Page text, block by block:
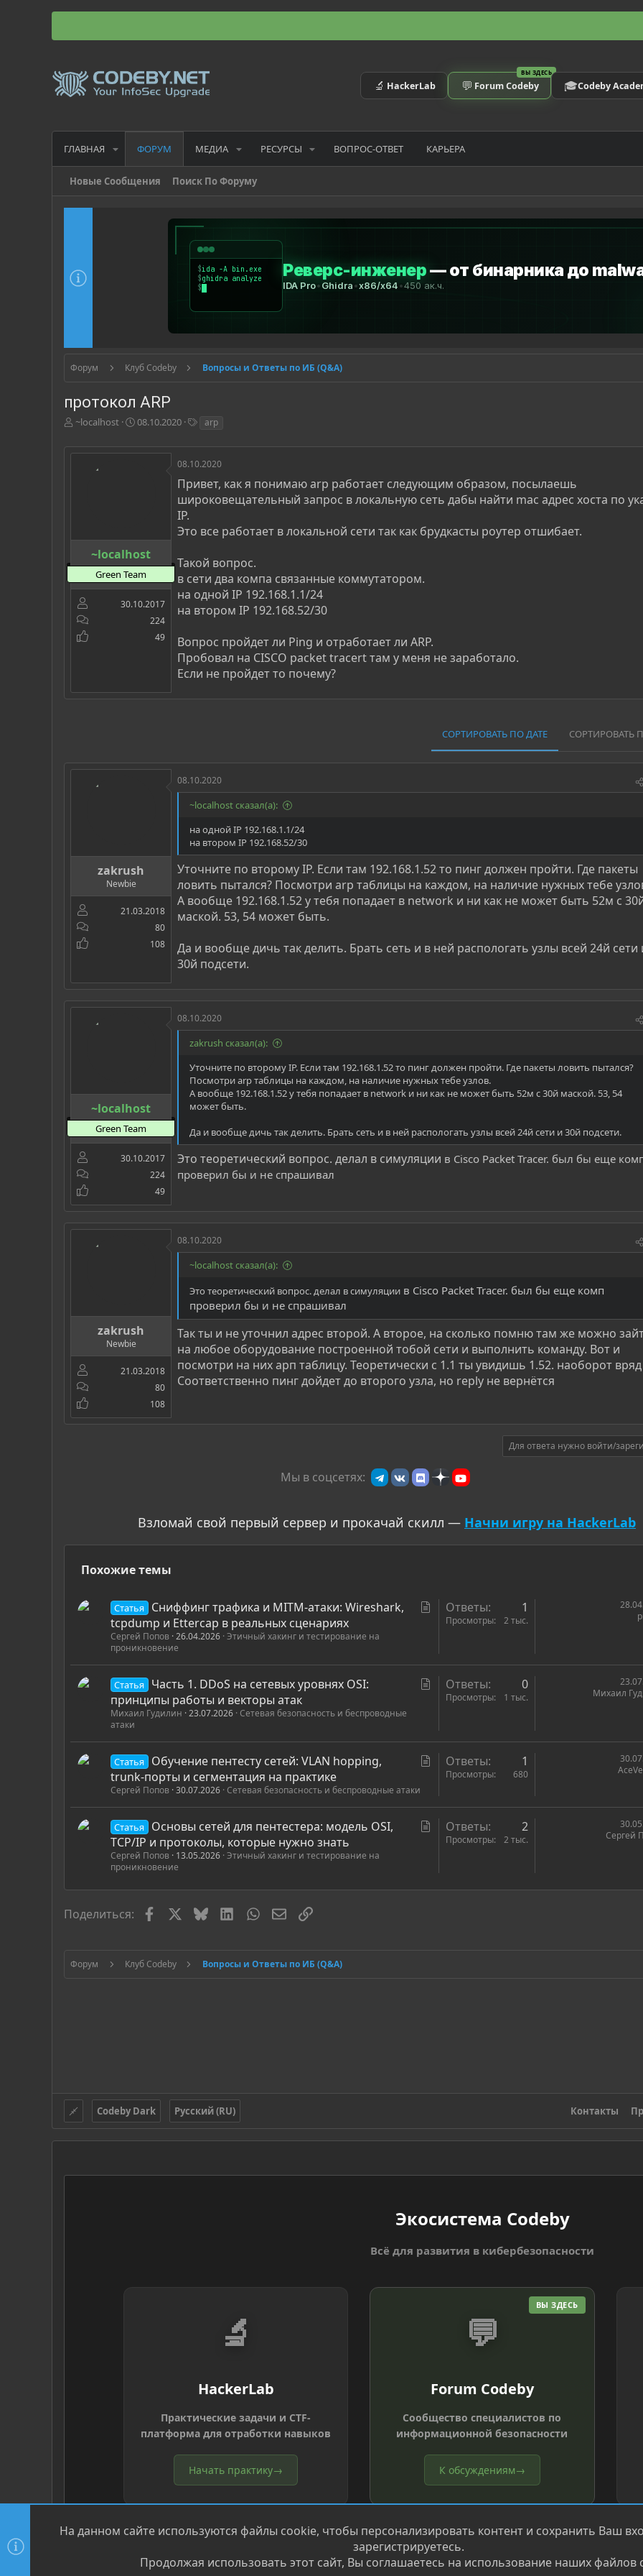
🔬 HackerLab
ВЫ ЗДЕСЬ
💬 Forum Codeby 🎓Codeby
ГЛАВНАЯ ФОРУМ МЕДИА РЕСУРСЫ ВОПРОС-ОТВЕТ КАРЬЕРА
Новые Сообщения Поиск По Форуму
Форум Клуб Codeby Вопросы и Ответы по ИБ (Q&A)
протокол ARP
А
т
~localhost
Д
т
а
08.10.2020
г
и
arp
~localhost
Green Team
30.10.2017
224
49
08.10.2020
Привет, как я понимаю arp работает следующим образом, посылаешь
широковещательный запрос в локальную сеть дабы найти mac адрес хоста по
IP.
Это все работает в локальной сети так как брудкасты роутер отшибает.
Такой вопрос.
в сети два компа связанные коммутатором.
на одной IP 192.168.1.1/24
на втором IP 192.168.52/30
Вопрос пройдет ли Ping и отработает ли ARP.
Пробовал на CISCO packet tracert там у меня не заработало.
Если не пройдет то почему?
СОРТИРОВАТЬ ПО ДАТЕ СОРТИРОВАТЬ
zakrush
Newbie
21.03.2018
80
108
08.10.2020
~localhost сказал(а):
на одной IP 192.168.1.1/24
на втором IP 192.168.52/30
Уточните по второму IP. Если там 192.168.1.52 то пинг должен пройти. Где пакеты
ловить пытался? Посмотри arp таблицы на каждом, на наличие нужных тебе
А вообще 192.168.1.52 у тебя попадает в network и ни как не может быть 52м с
маской. 53, 54 может быть.
Да и вообще дичь так делить. Брать сеть и в ней распологать узлы всей 24й сети
30й подсети.
~localhost
Green Team
30.10.2017
224
49
08.10.2020
zakrush сказал(а):
Уточните по второму IP. Если там 192.168.1.52 то пинг должен пройти. Где пакеты ловить пытался?
Посмотри arp таблицы на каждом, на наличие нужных тебе узлов.
А вообще 192.168.1.52 у тебя попадает в network и ни как не может быть 52м с 30й маской. 53, 54
может быть.
Да и вообще дичь так делить. Брать сеть и в ней распологать узлы всей 24й сети и 30й подсети.
Это теоретический вопрос. делал в симуляции в Cisco Packet Tracer. был бы еще
проверил бы и не спрашивал
zakrush
Newbie
21.03.2018
80
108
08.10.2020
~localhost сказал(а):
Это теоретический вопрос. делал в симуляции в Cisco Packet Tracer. был бы еще комп
проверил бы и не спрашивал
Так ты и не уточнил адрес второй. А второе, на сколько помню там же можно
на любое оборудование построенной тобой сети и выполнить команду. Вот и
посмотри на них арп таблицу. Теоретически с 1.1 ты увидишь 1.52. наоборот
Соответственно пинг дойдет до второго узла, но reply не вернётся
Для ответа нужно войти/
Мы в соцсетях:
Взломай свой первый сервер и прокачай скилл — Начни игру на HackerLab
Похожие темы
ь
Статья
Сниффинг трафика и MITM-атаки: Wireshark,
tcpdump и Ettercap в реальных сценариях
Сергей Попов 26.04.2026 Этичный хакинг и тестирование на
проникновение
Ответы 1
Просмотры 2 тыс.
ь
Статья
Часть 1. DDoS на сетевых уровнях OSI:
принципы работы и векторы атак
Михаил Гудилин 23.07.2026 Сетевая безопасность и беспроводные
атаки
Ответы 0
Просмотры 1 тыс.
Михаил
т
Статья
Обучение пентесту сетей: VLAN hopping,
trunk-порты и сегментация на практике
Сергей Попов 30.07.2026 Сетевая безопасность и беспроводные атаки
Ответы 1
Просмотры 680
ь
Статья
Основы сетей для пентестера: модель OSI,
TCP/IP и протоколы, которые нужно знать
Сергей Попов 13.05.2026 Этичный хакинг и тестирование на
проникновение
Ответы 2
Просмотры 2 тыс.
Сергей
Поделиться: FacebookBlueskyLinkedInWhatsAppЭлектронная почта
Ссылка
Форум Клуб Codeby Вопросы и Ответы по ИБ (Q&A)
Codeby Dark Русский (RU) Контакты
Экосистема Codeby
Всё для развития в кибербезопасности
🔬
HackerLab
Практические задачи и CTF-
платформа для отработки навыков
Начать практику→
ВЫ ЗДЕСЬ
💬
Forum Codeby
Сообщество специалистов по
информационной безопасности
К обсуждениям→
Community platform by XenForo ® © 2010-2026 XenForo Ltd. Перевод от Jumuro®
На данном сайте используются файлы cookie, чтобы персонализировать контент и сохранить Ваш
зарегистрируетесь.
Продолжая использовать этот сайт, Вы соглашаетесь на использование наших файлов